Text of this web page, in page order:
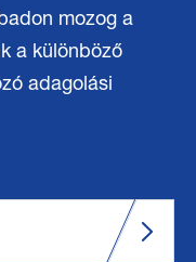
mozog a
a különböző
adagolási